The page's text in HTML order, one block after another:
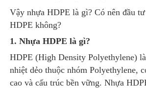
Vậy nhựa HDPE là gì? Có nên đầu
HDPE không?
1. Nhựa HDPE là gì?
HDPE (High Density Polyethylene)
nhiệt dẻo thuộc nhóm Polyethylene,
cao và cấu trúc bền vững. Nhựa